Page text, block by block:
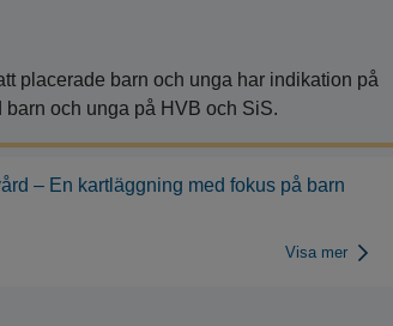
placerade barn och unga har indikation på
och unga på HVB och SiS.
– En kartläggning med fokus på barn
Visa mer